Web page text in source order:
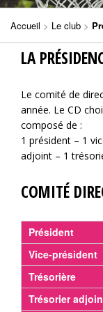
Accueil > Le club >
LA
Le comité de
année. Le CD
composé de :
1 président – 1
adjoint – 1
COMITÉ
Président
Vice-président
Trésorière
Trésorier